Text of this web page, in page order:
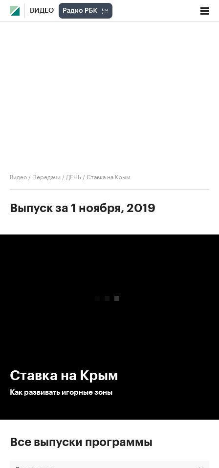
ВИДЕО
Видео / Передачи / ДЕНЬ /Ставка на Крым
Выпуск за 1 ноября, 2019
Ставка на Крым
Как развивать игорные зоны
Все выпуски программы